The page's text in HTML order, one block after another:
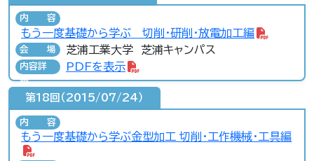
内容
もう一度基礎から学ぶ 切削・研削・放電加工編
会場 芝浦工業大学 芝浦キャンパス
内容詳
細
PDFを表示
第18回（2015/07/24）
内容
もう一度基礎から学ぶ金型加工 切削・工作機械・工具編